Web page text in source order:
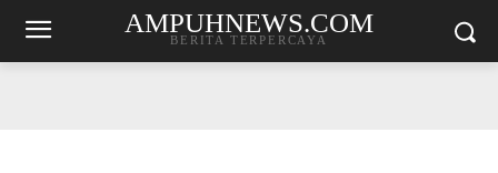
AMPUHNEWS.COM
BERITA TERPERCAYA